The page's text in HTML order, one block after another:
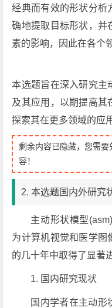
经典而有效的形状分析
确地提取目标形状，并
素的影响，因此在各个
本选题旨在深入研究主
及其应用，以期提高其
探索其在更多领域的应
剩余内容已隐藏，您需
容！
2. 本选题国内外研究
主动形状模型
为计算机视觉和医学图
的几十年中取得了显著
1. 国内研究现状
国内学者在主动形